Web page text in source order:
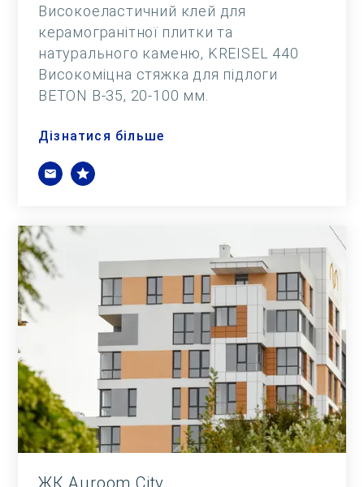
Високоеластичний клей для
керамогранітної плитки та
натурального каменю, KREISEL 440
Високоміцна стяжка для підлоги
BETON B-35, 20-100 мм.
Дізнатися більше
ЖК Auroom City